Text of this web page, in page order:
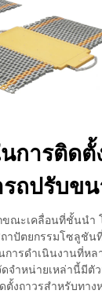
การติดตั้
ถปรับข
ณะเคลื่อนที่ชั้นนำ
าปัตยกรรมโซลูชัน
การดำเนินงานที่หล
จำหน่ายเหล่านี้มีตั
งถาวรสำหรับทา